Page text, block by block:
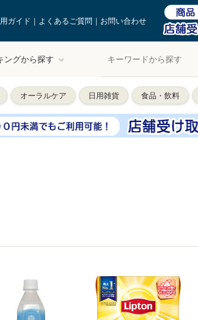
ガイド よくあるご質問 お問い合わせ
ングから探す
オーラルケア 日用雑貨 食品・飲料